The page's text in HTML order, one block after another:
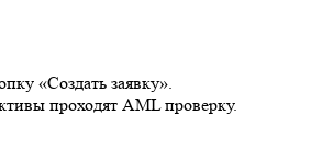
«Создать заявку».
проходят AML проверку.